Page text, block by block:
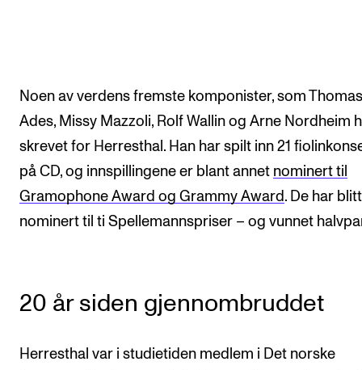
Noen av verdens fremste komponister, som Thomas
Ades, Missy Mazzoli, Rolf Wallin og Arne Nordheim
skrevet for Herresthal. Han har spilt inn 21
på CD, og innspillingene er blant annet nominert til
Gramophone Award og Grammy Award . De har blitt
nominert til ti Spellemannspriser – og vunnet
20 år siden gjennombruddet
Herresthal var i studietiden medlem i Det norske